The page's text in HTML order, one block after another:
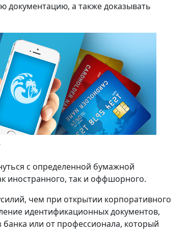
документацию, а также доказывать
с определенной бумажной
иностранного, так и оффшорного.
чем при открытии корпоративного
идентификационных документов,
или от профессионала, который